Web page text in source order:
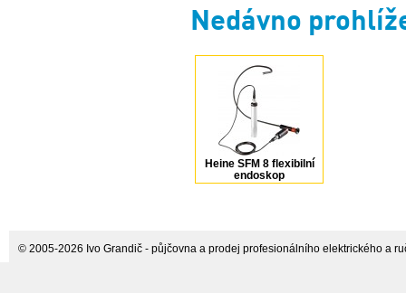
Nedávno
Heine SFM 8 flexibilní
endoskop
© 2005-2026 Ivo Grandič - půjčovna a prodej profesionálního elektrického a